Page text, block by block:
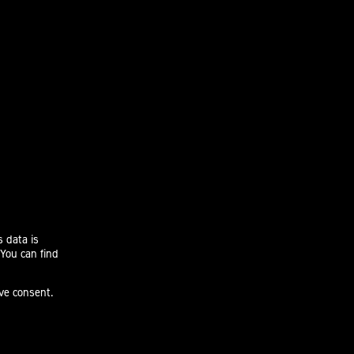
data is
can find
consent.